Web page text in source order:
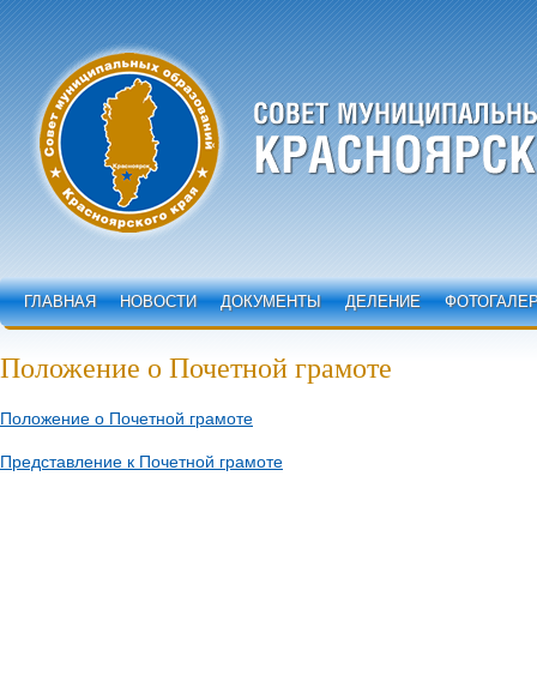
ГЛАВНАЯ НОВОСТИ ДОКУМЕНТЫ ДЕЛЕНИЕ
Положение о Почетной грамоте
Положение о Почетной грамоте
Представление к Почетной грамоте